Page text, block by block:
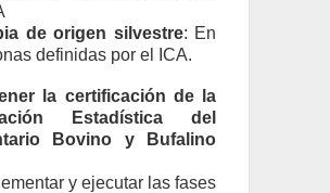
de origen silvestre: En
definidas por el ICA.
la certificación de la
Estadística del
Bovino y Bufalino
y ejecutar las fases